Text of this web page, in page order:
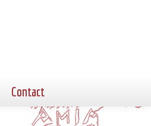
Contact